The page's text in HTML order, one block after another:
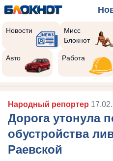
Новости
Мисс
Блокнот
Авто Работа
Народный репортер
Дорога утонула
обустройства
Раевской